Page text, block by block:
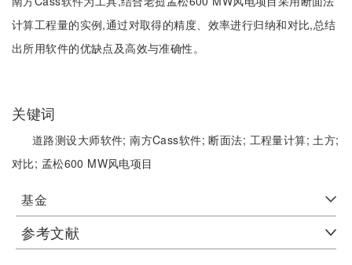
计算工程量的实例,通过对取得的精度、效率进行归纳和对比,总结
出所用软件的优缺点及高效与准确性。
关键词
道路测设大师软件;南方Cass软件;断面法; 工程量计算;土方;
对比; 孟松600 MW风电项目
基金
参考文献